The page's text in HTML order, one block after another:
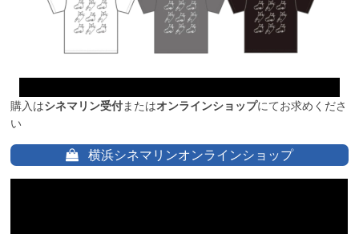
購入はシネマリン受付またはオンラインショップにてお求めくださ
い
横浜シネマリンオンラインショップ